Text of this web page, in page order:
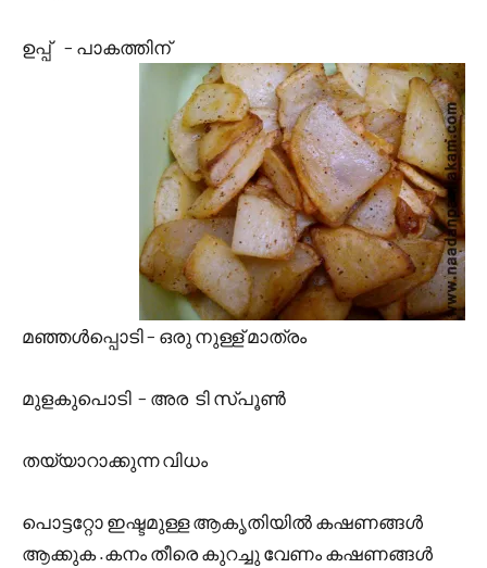
ഉപ്പ്‌ – പാകത്തിന്
മഞ്ഞള്‍പ്പൊടി – ഒരു നുള്ള് മാത്രം
മുളകുപൊടി – അര ടി സ്പൂണ്‍
തയ്യാറാക്കുന്ന വിധം
പൊട്ടറ്റോ ഇഷ്ടമുള്ള ആകൃതിയില്‍ കഷണങ്ങള്‍
ആക്കുക .കനം തീരെ കുറച്ചു വേണം കഷണങ്ങള്‍